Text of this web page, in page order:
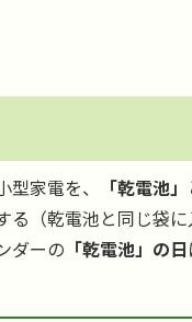
型家電を、 「乾電池」
る（乾電池と同じ袋に
ダーの 「乾電池」の日